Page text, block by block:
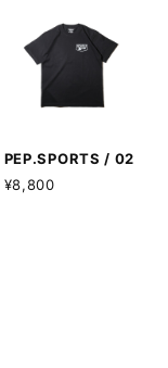
PEP.SPORTS / 02
¥8,800